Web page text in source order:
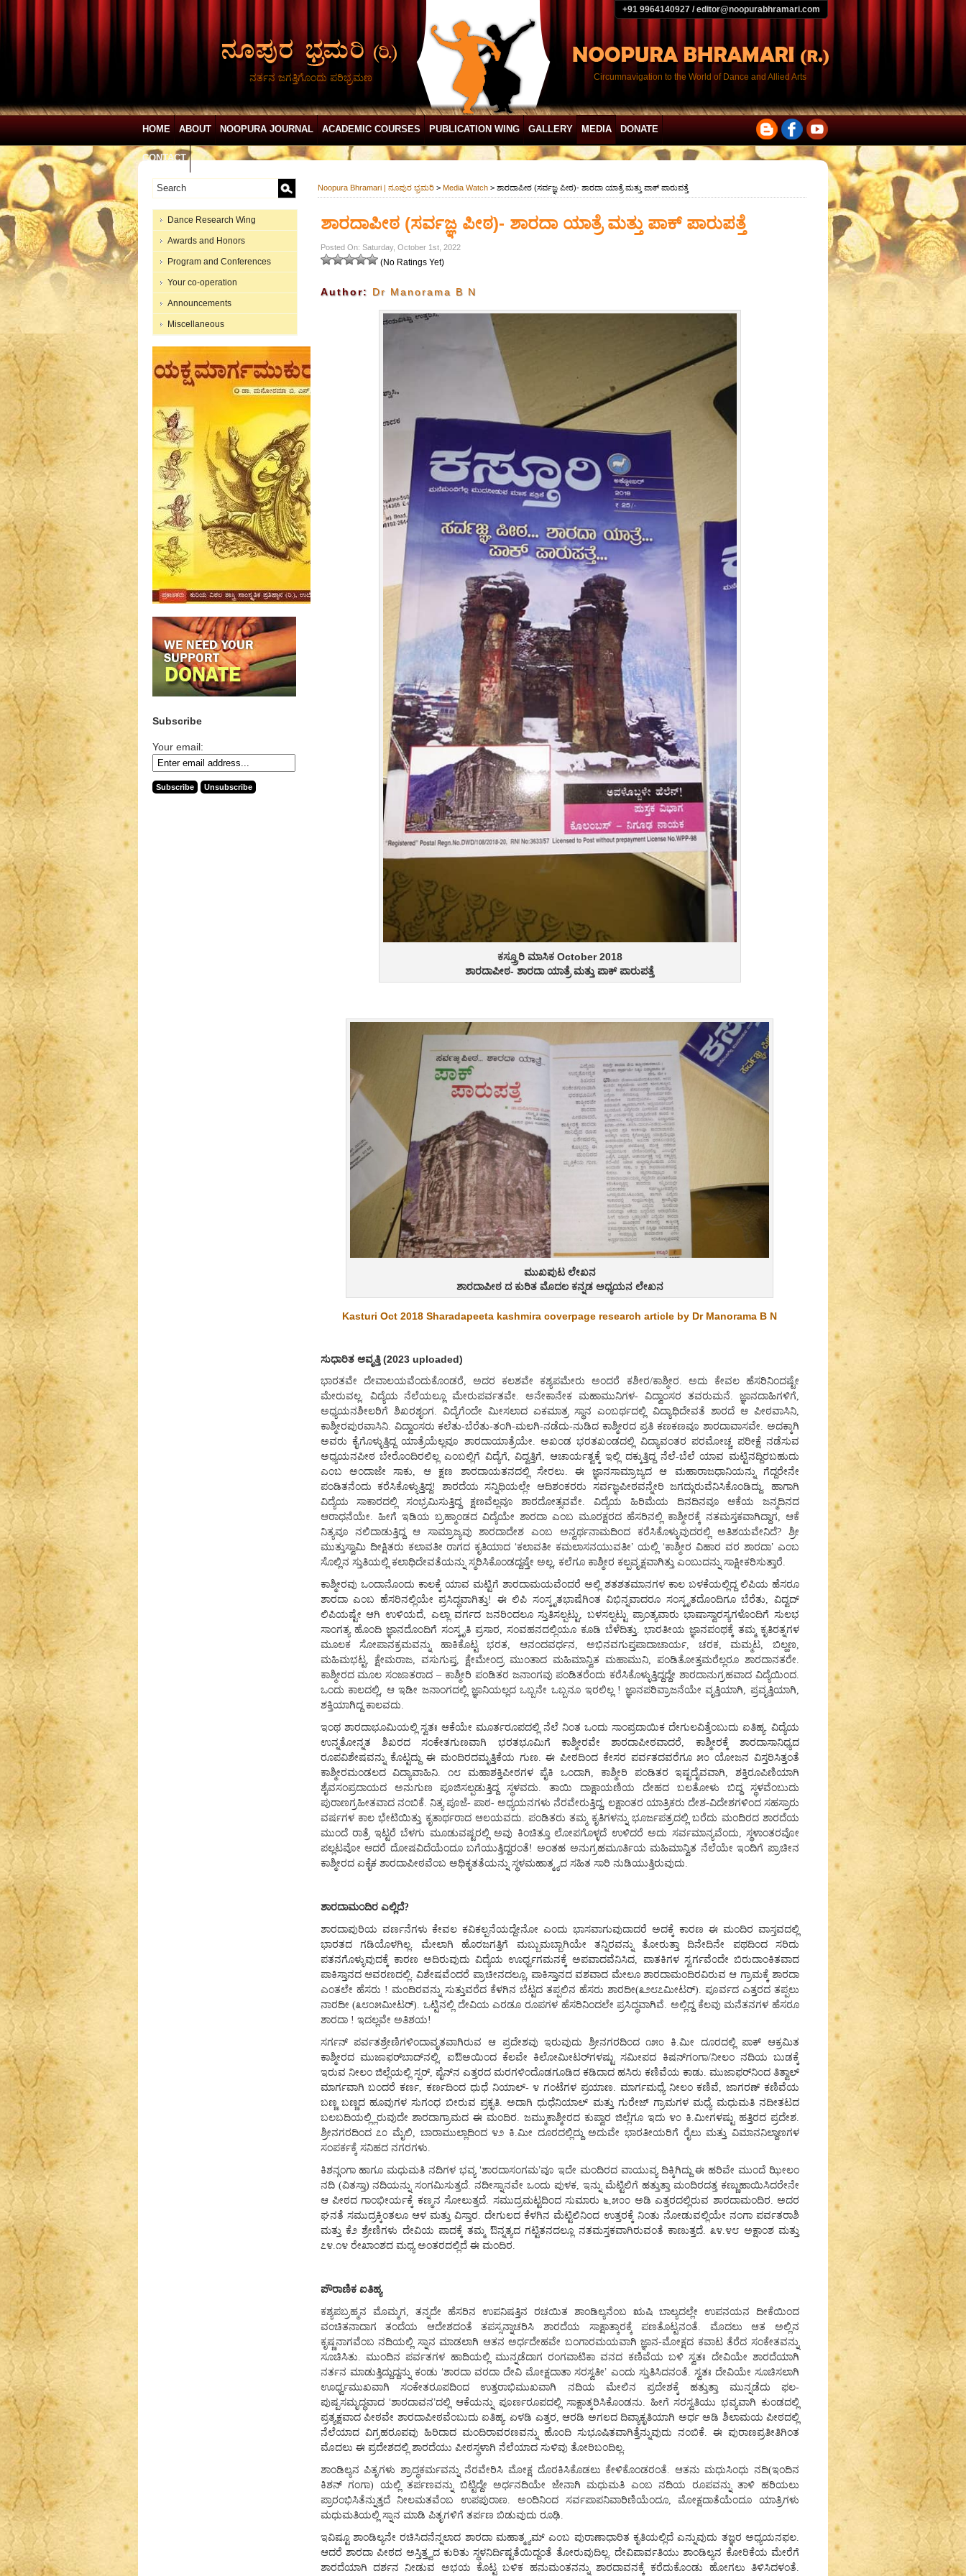
+91 9964140927 / editor@noopurabhramari.com
ನರ್ತನ ಜಗತ್ತಿಗೊಂದು ಪರಿಭ್ರಮಣ Circumnavigation to the World of Dance and Allied Arts
HOME ABOUT NOOPURA JOURNAL ACADEMIC COURSES PUBLICATION WING GALLERY MEDIA DONATE
CONTACT
Dance Research Wing
Awards and Honors
Program and Conferences
Your co-operation
Announcements
Miscellaneous
Subscribe
Your email:
Noopura Bhramari | ನೂಪುರ ಭ್ರಮರಿ > Media Watch > ಶಾರದಾಪೀಠ (ಸರ್ವಜ್ಞ ಪೀಠ)- ಶಾರದಾ ಯಾತ್ರೆ ಮತ್ತು ಪಾಕ್ ಪಾರುಪತ್ತೆ
ಶಾರದಾಪೀಠ (ಸರ್ವಜ್ಞ ಪೀಠ)- ಶಾರದಾ ಯಾತ್ರೆ ಮತ್ತು ಪಾಕ್ ಪಾರುಪತ್ತೆ
Posted On: Saturday, October 1st, 2022
(No Ratings Yet)
Author: Dr Manorama B N
ಕಸ್ತ್ರೂರಿ ಮಾಸಿಕ October 2018
ಶಾರದಾಪೀಠ- ಶಾರದಾ ಯಾತ್ರೆ ಮತ್ತು ಪಾಕ್ ಪಾರುಪತ್ತೆ
ಮುಖಪುಟ ಲೇಖನ
ಶಾರದಾಪೀಠ ದ ಕುರಿತ ಮೊದಲ ಕನ್ನಡ ಅಧ್ಯಯನ ಲೇಖನ
Kasturi Oct 2018 Sharadapeeta kashmira coverpage research article by Dr Manorama B N
ಸುಧಾರಿತ ಆವೃತ್ತಿ (2023 uploaded)
ಭಾರತವೇ ದೇವಾಲಯವೆಂದುಕೊಂಡರೆ, ಅದರ ಕಲಶವೇ ಕಶ್ಯಪಮೇರು ಅಂದರೆ ಕಶೀರ/ಕಾಶ್ಮೀರ. ಅದು ಕೇವಲ ಹೆಸರಿನಿಂದಷ್ಟೇ
ಮೇರುವಲ್ಲ. ವಿದ್ಯೆಯ ನೆಲೆಯಲ್ಲೂ ಮೇರುಪರ್ವತವೇ. ಅನೇಕಾನೇಕ ಮಹಾಮುನಿಗಳ- ವಿದ್ವಾಂಸರ ತವರುಮನೆ. ಜ್ಞಾನದಾಹಿಗಳಿಗೆ,
ಅಧ್ಯಯನಶೀಲರಿಗೆ ಶಿಖರಶೃಂಗ. ವಿದ್ಯೆಗೆಂದೇ ಮೀಸಲಾದ ಏಕಮಾತ್ರ ಸ್ಥಾನ ಎಂಬರ್ಥದಲ್ಲಿ ವಿದ್ಯಾಧಿದೇವತೆ ಶಾರದೆ ಆ ಪೀಠವಾಸಿನಿ,
ಕಾಶ್ಮೀರಪುರವಾಸಿನಿ. ವಿದ್ವಾಂಸರು ಕಲೆತು-ಬೆರೆತು-ತಂಗಿ-ಮಲಗಿ-ನಡೆದು-ನುಡಿದ ಕಾಶ್ಮೀರದ ಪ್ರತಿ ಕಣಕಣವೂ ಶಾರದಾವಾಸವೇ. ಅದಕ್ಕಾಗಿ
ಅವರು ಕೈಗೊಳ್ಳುತ್ತಿದ್ದ ಯಾತ್ರೆಯೆಲ್ಲವೂ ಶಾರದಾಯಾತ್ರೆಯೇ. ಅಖಂಡ ಭರತಖಂಡದಲ್ಲಿ ವಿದ್ಯಾವಂತರ ಪರಮೋಚ್ಚ ಪರೀಕ್ಷೆ ನಡೆಸುವ
ಅಧ್ಯಯನಪೀಠ ಬೇರೊಂದಿರಲಿಲ್ಲ ಎಂಬಲ್ಲಿಗೆ ವಿದ್ಯೆಗೆ, ವಿದ್ವತ್ತಿಗೆ, ಆಚಾರ್ಯತ್ವಕ್ಕೆ ಇಲ್ಲಿ ದಕ್ಕುತ್ತಿದ್ದ ನೆಲೆ-ಬೆಲೆ ಯಾವ ಮಟ್ಟಿನದ್ದಿರಬಹುದು
ಎಂಬ ಅಂದಾಜೇ ಸಾಕು, ಆ ಕ್ಷಣ ಶಾರದಾಯತನದಲ್ಲಿ ಸೇರಲು. ಈ ಜ್ಞಾನಸಾಮ್ರಾಜ್ಯದ ಆ ಮಹಾರಾಜಧಾನಿಯನ್ನು ಗೆದ್ದರೇನೇ
ಪಂಡಿತನೆಂದು ಕರೆಸಿಕೊಳ್ಳುತ್ತಿದ್ದ! ಶಾರದೆಯ ಸನ್ನಿಧಿಯಲ್ಲೇ ಆದಿಶಂಕರರು ಸರ್ವಜ್ಞಪೀಠವನ್ನೇರಿ ಜಗದ್ಗುರುವೆನಿಸಿಕೊಂಡಿದ್ದು. ಹಾಗಾಗಿ
ವಿದ್ಯೆಯ ಸಾಕಾರದಲ್ಲಿ ಸಂಭ್ರಮಿಸುತ್ತಿದ್ದ ಕ್ಷಣವೆಲ್ಲವೂ ಶಾರದೋತ್ಸವವೇ. ವಿದ್ಯೆಯ ಹಿರಿಮೆಯ ದಿನದಿನವೂ ಆಕೆಯ ಜನ್ಮದಿನದ
ಆರಾಧನೆಯೇ. ಹೀಗೆ ಇಡಿಯ ಬ್ರಹ್ಮಾಂಡದ ವಿದ್ಯೆಯೇ ಶಾರದಾ ಎಂಬ ಮೂರಕ್ಷರದ ಹೆಸರಿನಲ್ಲಿ ಕಾಶ್ಮೀರಕ್ಕೆ ನತಮಸ್ತಕವಾಗಿದ್ದಾಗ, ಆಕೆ
ನಿತ್ಯವೂ ನಲಿದಾಡುತ್ತಿದ್ದ ಆ ಸಾಮ್ರಾಜ್ಯವು ಶಾರದಾದೇಶ ಎಂಬ ಅನ್ವರ್ಥನಾಮದಿಂದ ಕರೆಸಿಕೊಳ್ಳುವುದರಲ್ಲಿ ಅತಿಶಯವೇನಿದೆ? ಶ್ರೀ
ಮುತ್ತುಸ್ವಾಮಿ ದೀಕ್ಷಿತರು ಕಲಾವತೀ ರಾಗದ ಕೃತಿಯಾದ‘ಕಲಾವತೀ ಕಮಲಾಸನಯುವತೀ’ ಯಲ್ಲಿ‘ಕಾಶ್ಮೀರ ವಿಹಾರ ವರ ಶಾರದಾ’ ಎಂಬ
ಸೊಲ್ಲಿನ ಸ್ತುತಿಯಲ್ಲಿ ಕಲಾಧಿದೇವತೆಯನ್ನು ಸ್ಮರಿಸಿಕೊಂಡದ್ದಷ್ತೇ ಅಲ್ಲ, ಕಲೆಗೂ ಕಾಶ್ಮೀರ ಕಲ್ಪವೃಕ್ಷವಾಗಿತ್ತು ಎಂಬುದನ್ನು ಸಾಕ್ಷೀಕರಿಸುತ್ತಾರೆ.
ಕಾಶ್ಮೀರವು ಒಂದಾನೊಂದು ಕಾಲಕ್ಕೆ ಯಾವ ಮಟ್ಟಿಗೆ ಶಾರದಾಮಯವೆಂದರೆ ಅಲ್ಲಿ ಶತಶತಮಾನಗಳ ಕಾಲ ಬಳಕೆಯಲ್ಲಿದ್ದ ಲಿಪಿಯ ಹೆಸರೂ
ಶಾರದಾ ಎಂಬ ಹೆಸರಿನಲ್ಲಿಯೇ ಪ್ರಸಿದ್ಧವಾಗಿತ್ತು! ಈ ಲಿಪಿ ಸಂಸ್ಕೃತಭಾಷೆಗಿಂತ ವಿಭಿನ್ನವಾದರೂ ಸಂಸ್ಕೃತದೊಂದಿಗೂ ಬೆರೆತು, ವಿದ್ವದ್
ಲಿಪಿಯಷ್ಟೇ ಆಗಿ ಉಳಿಯದೆ, ಎಲ್ಲಾ ವರ್ಗದ ಜನರಿಂದಲೂ ಸ್ತುತಿಸಲ್ಪಟ್ಟು, ಬಳಸಲ್ಪಟ್ಟು ಪ್ರಾಂತ್ಯವಾರು ಭಾಷಾಸ್ವಾರಸ್ಯಗಳೊಂದಿಗೆ ಸುಲಭ
ಸಾಂಗತ್ಯ ಹೊಂದಿ ಜ್ಞಾನದೊಂದಿಗೆ ಸಂಸ್ಕೃತಿ ಪ್ರಸಾರ, ಸಂವಹನದಲ್ಲಿಯೂ ಕೂಡಿ ಬೆಳೆದಿತ್ತು. ಭಾರತೀಯ ಜ್ಞಾನಪಂಥಕ್ಕೆ ತಮ್ಮ ಕೃತಿರತ್ನಗಳ
ಮೂಲಕ ಸೋಪಾನಕ್ರಮವನ್ನು ಹಾಕಿಕೊಟ್ಟ ಭರತ, ಆನಂದವರ್ಧನ, ಅಭಿನವಗುಪ್ತಪಾದಾಚಾರ್ಯ, ಚರಕ, ಮಮ್ಮಟ, ಬಿಲ್ಹಣ,
ಮಹಿಮಭಟ್ಟ, ಕ್ಷೇಮರಾಜ, ವಸುಗುಪ್ತ, ಕ್ಷೇಮೇಂದ್ರ ಮುಂತಾದ ಮಹಿಮಾನ್ವಿತ ಮಹಾಮುನಿ, ಪಂಡಿತೋತ್ತಮರೆಲ್ಲರೂ ಶಾರದಾನತರೇ.
ಕಾಶ್ಮೀರದ ಮೂಲ ಸಂಜಾತರಾದ – ಕಾಶ್ಮೀರಿ ಪಂಡಿತರ ಜನಾಂಗವು ಪಂಡಿತರೆಂದು ಕರೆಸಿಕೊಳ್ಳುತ್ತಿದ್ದದ್ದೇ ಶಾರದಾನುಗ್ರಹವಾದ ವಿದ್ಯೆಯಿಂದ.
ಒಂದು ಕಾಲದಲ್ಲಿ, ಆ ಇಡೀ ಜನಾಂಗದಲ್ಲಿ ಜ್ಞಾನಿಯಲ್ಲದ ಒಬ್ಬನೇ ಒಬ್ಬನೂ ಇರಲಿಲ್ಲ ! ಜ್ಞಾನಪರಿವ್ರಾಜನೆಯೇ ವೃತ್ತಿಯಾಗಿ, ಪ್ರವೃತ್ತಿಯಾಗಿ,
ಶಕ್ತಿಯಾಗಿದ್ದ ಕಾಲವದು.
ಇಂಥ ಶಾರದಾಭೂಮಿಯಲ್ಲಿ ಸ್ವತಃ ಆಕೆಯೇ ಮೂರ್ತರೂಪದಲ್ಲಿ ನೆಲೆ ನಿಂತ ಒಂದು ಸಾಂಪ್ರದಾಯಿಕ ದೇಗುಲವಿತ್ತೆಂಬುದು ಐತಿಹ್ಯ. ವಿದ್ಯೆಯ
ಉನ್ನತೋನ್ನತ ಶಿಖರದ ಸಂಕೇತಗುಣವಾಗಿ ಭರತಭೂಮಿಗೆ ಕಾಶ್ಮೀರವೇ ಶಾರದಾಪೀಠವಾದರೆ, ಕಾಶ್ಮೀರಕ್ಕೆ ಶಾರದಾಸಾನಿಧ್ಯದ
ರೂಪವಿಶೇಷವನ್ನು ಕೊಟ್ಟದ್ದು ಈ ಮಂದಿರದಮೃತ್ತಿಕೆಯ ಗುಣ. ಈ ಪೀಠದಿಂದ ಕೇಸರ ಪರ್ವತದವರೆಗೂ ೫೦ ಯೋಜನ ವಿಸ್ತರಿಸಿತ್ತಂತೆ
ಕಾಶ್ಮೀರಮಂಡಲದ ವಿದ್ಯಾವಾಹಿನಿ. ೧೮ ಮಹಾಶಕ್ತಿಪೀಠಗಳ ಪೈಕಿ ಒಂದಾಗಿ, ಕಾಶ್ಮೀರಿ ಪಂಡಿತರ ಇಷ್ಟದೈವವಾಗಿ, ಶಕ್ತಿರೂಪಿಣಿಯಾಗಿ
ಶೈವಸಂಪ್ರದಾಯದ ಅನುಗುಣ ಪೂಜಿಸಲ್ಪಡುತ್ತಿದ್ದ ಸ್ಥಳವದು. ತಾಯಿ ದಾಕ್ಷಾಯಣಿಯ ದೇಹದ ಬಲತೋಳು ಬಿದ್ದ ಸ್ಥಳವೆಂಬುದು
ಪುರಾಣಗ್ರಹೀತವಾದ ನಂಬಿಕೆ. ನಿತ್ಯ ಪೂಜೆ- ಪಾಠ- ಅಧ್ಯಯನಗಳು ನೆರವೇರುತ್ತಿದ್ದ, ಲಕ್ಷಾಂತರ ಯಾತ್ರಿಕರು ದೇಶ-ವಿದೇಶಗಳಿಂದ ಸಹಸ್ರಾರು
ವರ್ಷಗಳ ಕಾಲ ಭೇಟಿಯಿತ್ತು ಕೃತಾರ್ಥರಾದ ಆಲಯವದು. ಪಂಡಿತರು ತಮ್ಮ ಕೃತಿಗಳನ್ನು ಭೂರ್ಜಪತ್ರದಲ್ಲಿ ಬರೆದು ಮಂದಿರದ ಶಾರದೆಯ
ಮುಂದೆ ರಾತ್ರೆ ಇಟ್ಟರೆ ಬೆಳಗು ಮೂಡುವಷ್ಟರಲ್ಲಿ ಅವು ಕಿಂಚಿತ್ತೂ ಲೋಪಗೊಳ್ಳದೆ ಉಳಿದರೆ ಅದು ಸರ್ವಮಾನ್ಯವೆಂದು, ಸ್ಥಳಾಂತರವೋ
ಪಲ್ಲಟವೋ ಆದರೆ ದೋಷವಿದೆಯೆಂದೂ ಬಗೆಯುತ್ತಿದ್ದರಂತೆ! ಅಂತಹ ಅನುಗ್ರಹಮೂರ್ತಿಯ ಮಹಿಮಾನ್ವಿತ ನೆಲೆಯೇ ಇಂದಿಗೆ ಪ್ರಾಚೀನ
ಕಾಶ್ಮೀರದ ಏಕೈಕ ಶಾರದಾಪೀಠವೆಂಬ ಅಧಿಕೃತತೆಯನ್ನು ಸ್ಥಳಮಹಾತ್ಮ್ಯದ ಸಹಿತ ಸಾರಿ ನುಡಿಯುತ್ತಿರುವುದು.
ಶಾರದಾಮಂದಿರ ಎಲ್ಲಿದೆ?
ಶಾರದಾಪುರಿಯ ವರ್ಣನೆಗಳು ಕೇವಲ ಕವಿಕಲ್ಪನೆಯದ್ದೇನೋ ಎಂದು ಭಾಸವಾಗುವುದಾದರೆ ಅದಕ್ಕೆ ಕಾರಣ ಈ ಮಂದಿರ ವಾಸ್ತವದಲ್ಲಿ
ಭಾರತದ ಗಡಿಯೊಳಗಿಲ್ಲ. ಮೇಲಾಗಿ ಹೊರಜಗತ್ತಿಗೆ ಮಬ್ಬುಮಬ್ಬಾಗಿಯೇ ತನ್ನಿರವನ್ನು ತೋರುತ್ತಾ ದಿನೇದಿನೇ ಪಥದಿಂದ ಸರಿದು
ಪತನಗೊಳ್ಳುವುದಕ್ಕೆ ಕಾರಣ ಅದಿರುವುದು ವಿದ್ಯೆಯ ಊರ್ಧ್ವಗಮನಕ್ಕೆ ಅಪವಾದವೆನಿಸಿದ, ಪಾತಕಿಗಳ ಸ್ವರ್ಗವೆಂದೇ ಬಿರುದಾಂಕಿತವಾದ
ಪಾಕಿಸ್ತಾನದ ಆವರಣದಲ್ಲಿ. ವಿಶೇಷವೆಂದರೆ ಪ್ರಾಚೀನದಲ್ಲೂ, ಪಾಕಿಸ್ತಾನದ ವಶವಾದ ಮೇಲೂ ಶಾರದಾಮಂದಿರವಿರುವ ಆ ಗ್ರಾಮಕ್ಕೆ ಶಾರದಾ
ಎಂತಲೇ ಹೆಸರು ! ಮಂದಿರವನ್ನು ಸುತ್ತುವರೆದ ಕೆಳಗಿನ ಬೆಟ್ಟದ ತಪ್ಪಲಿನ ಹೆಸರು ಶಾರದೀ(೩೨೮೭ಮೀಟರ್). ಪೂರ್ವದ ಎತ್ತರದ ತಪ್ಪಲು
ನಾರದೀ (೩೮೦೫ಮೀಟರ್). ಒಟ್ಟಿನಲ್ಲಿ ದೇವಿಯ ಎರಡೂ ರೂಪಗಳ ಹೆಸರಿನಿಂದಲೇ ಪ್ರಸಿದ್ಧವಾಗಿವೆ. ಅಲ್ಲಿದ್ದ ಕೆಲವು ಮನೆತನಗಳ ಹೆಸರೂ
ಶಾರದಾ ! ಇದಲ್ಲವೇ ಅತಿಶಯ!
ಸರ್ಗನ್ ಪರ್ವತಶ್ರೇಣಿಗಳಿಂದಾವೃತವಾಗಿರುವ ಆ ಪ್ರದೇಶವು ಇರುವುದು ಶ್ರೀನಗರದಿಂದ ೧೫೦ ಕಿ.ಮೀ ದೂರದಲ್ಲಿ ಪಾಕ್ ಆಕ್ರಮಿತ
ಕಾಶ್ಮೀರದ ಮುಜಾಫರ್‌ಬಾದ್‌ನಲ್ಲಿ. ಐ‌ಔ‌ಅಯಿಂದ ಕೆಲವೇ ಕಿಲೋಮೀಟರ್‌ಗಳಷ್ಟು ಸಮೀಪದ ಕಿಷನ್‌ಗಂಗಾ/ನೀಲಂ ನದಿಯ ಬುಡಕ್ಕೆ
ಇರುವ ನೀಲಂ ಜಿಲ್ಲೆಯಲ್ಲಿ ಸ್ಪರ್, ಪೈನ್‌ನ ಎತ್ತರದ ಮರಗಳಿಂದೊಡಗೂಡಿದ ಕಡಿದಾದ ಹಸಿರು ಕಣಿವೆಯ ಕಾಡು. ಮುಜಾಫರ್‌ನಿಂದ ತಿತ್ವಾಲ್
ಮಾರ್ಗವಾಗಿ ಬಂದರೆ ಕರ್ಣ, ಕರ್ಣದಿಂದ ಧುಧೆ ನಿಯಾಲ್- ೪ ಗಂಟೆಗಳ ಪ್ರಯಾಣ. ಮಾರ್ಗಮಧ್ಯೆ ನೀಲಂ ಕಣಿವೆ, ಜಾಗರಣ್ ಕಣಿವೆಯ
ಬಣ್ಣ ಬಣ್ಣದ ಹೂವುಗಳ ಸುಗಂಧ ಬೀರುವ ಪ್ರಕೃತಿ. ಅದಾಗಿ ಧುಧೆನಿಯಾಲ್ ಮತ್ತು ಗುರೇಜ್ ಗ್ರಾಮಗಳ ಮಧ್ಯೆ ಮಧುಮತಿ ನದೀತಟದ
ಬಲಬದಿಯಲ್ಲ್ಲಿರುವುದೇ ಶಾರದಾಗ್ರಾಮದ ಈ ಮಂದಿರ. ಜಮ್ಮುಕಾಶ್ಮೀರದ ಕುಪ್ವಾರ ಜಿಲ್ಲೆಗೂ ಇದು ೪೦ ಕಿ.ಮೀಗಳಷ್ಟು ಹತ್ತಿರದ ಪ್ರದೇಶ.
ಶ್ರೀನಗರದಿಂದ ೭೦ ಮೈಲಿ, ಬಾರಾಮುಲ್ಲಾದಿಂದ ೪೨ ಕಿ.ಮೀ ದೂರದಲ್ಲಿದ್ದು ಅದುವೇ ಭಾರತೀಯರಿಗೆ ರೈಲು ಮತ್ತು ವಿಮಾನನಿಲ್ದಾಣಗಳ
ಸಂಪರ್ಕಕ್ಕೆ ಸನಿಹದ ನಗರಗಳು.
ಕಿಶನ್ಗಂಗಾ ಹಾಗೂ ಮಧುಮತಿ ನದಿಗಳ ಭವ್ಯ ‘ಶಾರದಾಸಂಗಮ’ವೂ ಇದೇ ಮಂದಿರದ ವಾಯುವ್ಯ ದಿಕ್ಕಿಗಿದ್ದು ಈ ಹರಿವೇ ಮುಂದೆ ಝೀಲಂ
ನದಿ (ವಿತಸ್ತಾ) ನದಿಯನ್ನು ಸಂಗಮಿಸುತ್ತದೆ. ನದೀಸ್ನಾನವೇ ಒಂದು ಪುಳಕ, ಇನ್ನು ಮೆಟ್ಟಿಲಿಗೆ ಹತ್ತುತ್ತಾ ಮಂದಿರದತ್ತ ಕಣ್ಣುಹಾಯಿಸಿದರೇನೇ
ಆ ಪೀಠದ ಗಾಂಭೀರ್ಯಕ್ಕೆ ಕಣ್ಮನ ಸೋಲುತ್ತದೆ. ಸಮುದ್ರಮಟ್ಟದಿಂದ ಸುಮಾರು ೬,೫೦೦ ಅಡಿ ಎತ್ತರದಲ್ಲಿರುವ ಶಾರದಾಮಂದಿರ. ಅದರ
ಘನತೆ ಸಮುದ್ರಕ್ಕಿಂತಲೂ ಆಳ ಮತ್ತು ವಿಸ್ತಾರ. ದೇಗುಲದ ಕೆಳಗಿನ ಮೆಟ್ಟಿಲಿನಿಂದ ಉತ್ತರಕ್ಕೆ ನಿಂತು ನೋಡುವಲ್ಲಿಯೇ ನಂಗಾ ಪರ್ವತರಾಶಿ
ಮತ್ತು ಕೆ೨ ಶ್ರೇಣಿಗಳು ದೇವಿಯ ಪಾದಕ್ಕೆ ತಮ್ಮ ಔನ್ನತ್ಯದ ಗಟ್ಟಿತನದಲ್ಲೂ ನತಮಸ್ತಕವಾಗಿರುವಂತೆ ಕಾಣುತ್ತದೆ. ೩೪.೪೮ ಅಕ್ಷಾಂಶ ಮತ್ತು
೭೪.೧೪ ರೇಖಾಂಶದ ಮಧ್ಯ ಅಂತರದಲ್ಲಿದೆ ಈ ಮಂದಿರ.
ಪೌರಾಣಿಕ ಐತಿಹ್ಯ
ಕಶ್ಯಪಬ್ರಹ್ಮನ ಮೊಮ್ಮಗ, ತನ್ನದೇ ಹೆಸರಿನ ಉಪನಿಷತ್ತಿನ ರಚಯಿತ ಶಾಂಡಿಲ್ಯನೆಂಬ ಋಷಿ ಬಾಲ್ಯದಲ್ಲೇ ಉಪನಯನ ದೀಕೆಯಿಂದ
ವಂಚಿತನಾದಾಗ ತಂದೆಯ ಆದೇಶದಂತೆ ತಪಸ್ಸನ್ನಾಚರಿಸಿ ಶಾರದೆಯ ಸಾಕ್ಷಾತ್ಕಾರಕ್ಕೆ ಪಣತೊಟ್ಟನಂತೆ. ಮೊದಲು ಆತ ಅಲ್ಲಿನ
ಕೃಷ್ಣನಾಗವೆಂಬ ನದಿಯಲ್ಲಿ ಸ್ನಾನ ಮಾಡಲಾಗಿ ಆತನ ಅರ್ಧದೇಹವೇ ಬಂಗಾರಮಯವಾಗಿ ಜ್ಞಾನ-ಮೋಕ್ಷದ ಕವಾಟ ತೆರೆದ ಸಂಕೇತವನ್ನು
ಸೂಚಿಸಿತು. ಮುಂದಿನ ಪರ್ವತಗಳ ಹಾದಿಯಲ್ಲಿ ಮುನ್ನಡೆದಾಗ ರಂಗವಾಟಿಕಾ ವನದ ಕಣಿವೆಯ ಬಳಿ ಸ್ವತಃ ದೇವಿಯೇ ಶಾರದೆಯಾಗಿ
ನರ್ತನ ಮಾಡುತ್ತಿದ್ದುದ್ದನ್ನು ಕಂಡು ‘ಶಾರದಾ ವರದಾ ದೇವಿ ಮೋಕ್ಷದಾತಾ ಸರಸ್ವತೀ’ ಎಂದು ಸ್ತುತಿಸಿದನಂತೆ. ಸ್ವತಃ ದೇವಿಯೇ ಸೂಚಿಸಲಾಗಿ
ಊರ್ಧ್ವಮುಖವಾಗಿ ಸಂಕೇತರೂಪದಿಂದ ಉತ್ತರಾಭಿಮುಖವಾಗಿ ನದಿಯ ಮೇಲಿನ ಪ್ರದೇಶಕ್ಕೆ ಹತ್ತುತ್ತಾ ಮುನ್ನಡೆದು ಫಲ-
ಪುಷ್ಪಸಮೃದ್ಧವಾದ‘ಶಾರದಾವನ’ದಲ್ಲಿ ಆಕೆಯನ್ನು ಪೂರ್ಣರೂಪದಲ್ಲಿ ಸಾಕ್ಷಾತ್ಕರಿಸಿಕೊಂಡನು. ಹೀಗೆ ಸರಸ್ವತಿಯು ಭವ್ಯವಾಗಿ ಕುಂಡದಲ್ಲಿ
ಪ್ರತ್ಯಕ್ಷವಾದ ಪೀಠವೇ ಶಾರದಾಪೀಠವೆಂಬುದು ಐತಿಹ್ಯ. ಏಳಡಿ ಎತ್ತರ, ಆರಡಿ ಅಗಲದ ದಿವ್ಯಾಕೃತಿಯಾಗಿ ಅರ್ಧ ಅಡಿ ಶಿಲಾಮಯ ಪೀಠದಲ್ಲಿ
ನೆಲೆಯಾದ ವಿಗ್ರಹರೂಪವು ಹಿರಿದಾದ ಮಂದಿರಾವರಣವನ್ನು ಹೊಂದಿ ಸುಭೂಷಿತವಾಗಿತ್ತೆನ್ನುವುದು ನಂಬಿಕೆ. ಈ ಪುರಾಣಪ್ರತೀತಿಗಿಂತ
ಮೊದಲು ಈ ಪ್ರದೇಶದಲ್ಲಿ ಶಾರದೆಯು ಪೀಠಸ್ಥಳಾಗಿ ನೆಲೆಯಾದ ಸುಳಿವು ತೋರಿಬಂದಿಲ್ಲ.
ಶಾಂಡಿಲ್ಯನ ಪಿತೃಗಳು ಶ್ರಾದ್ಧಕರ್ಮವನ್ನು ನೆರವೇರಿಸಿ ಮೋಕ್ಷ ದೊರಕಿಸಿಕೊಡಲು ಕೇಳಿಕೊಂಡರಂತೆ. ಆತನು ಮಧುಸಿಂಧು ನದಿ(ಇಂದಿನ
ಕಿಶನ್ ಗಂಗಾ) ಯಲ್ಲಿ ತರ್ಪಣವನ್ನು ಬಿಟ್ಟಿದ್ದೇ ಅರ್ಧನದಿಯೇ ಜೇನಾಗಿ ಮಧುಮತಿ ಎಂಬ ನದಿಯ ರೂಪವನ್ನು ತಾಳಿ ಹರಿಯಲು
ಪ್ರಾರಂಭಿಸಿತೆನ್ನುತ್ತದೆ ನೀಲಮತವೆಂಬ ಉಪಪುರಾಣ. ಅಂದಿನಿಂದ ಸರ್ವಪಾಪನಿವಾರಿಣಿಯೆಂದೂ, ಮೋಕ್ಷದಾತೆಯೆಂದೂ ಯಾತ್ರಿಗಳು
ಮಧುಮತಿಯಲ್ಲಿ ಸ್ನಾನ ಮಾಡಿ ಪಿತೃಗಳಿಗೆ ತರ್ಪಣ ಬಿಡುವುದು ರೂಢಿ.
ಇವಿಷ್ಟೂ ಶಾಂಡಿಲ್ಯನೇ ರಚಿಸಿದನೆನ್ನಲಾದ ಶಾರದಾ ಮಹಾತ್ಮ್ಯಮ್ ಎಂಬ ಪುರಾಣಾಧಾರಿತ ಕೃತಿಯಲ್ಲಿದೆ ಎನ್ನುವುದು ತಜ್ಞರ ಅಧ್ಯಯನಫಲ.
ಆದರೆ ಶಾರದಾ ಪೀಠದ ಅಸ್ತಿತ್ತ್ವದ ಕುರಿತು ಸ್ಥಳನಿರ್ದಿಷ್ಟತೆಯಿದ್ದಂತೆ ತೋರುವುದಿಲ್ಲ. ದೇವಿಪಾರ್ವತಿಯು ಶಾಂಡಿಲ್ಯನ ಕೋರಿಕೆಯ ಮೇರೆಗೆ
ಶಾರದೆಯಾಗಿ ದರ್ಶನ ನೀಡುವ ಅಭಯ ಕೊಟ್ಟ ಬಳಿಕ ಹನುಮಂತನನ್ನು ಶಾರದಾವನಕ್ಕೆ ಕರೆದುಕೊಂಡು ಹೋಗಲು ತಿಳಿಸಿದಳಂತೆ.